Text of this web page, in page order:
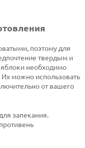
поэтому для
твердым и
необходимо
можно использовать
от вашего
запекания.